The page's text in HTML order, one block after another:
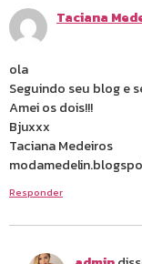
Taciana
ola
Seguindo seu blog e
Amei os dois!!!
Bjuxxx
Taciana Medeiros
Responder